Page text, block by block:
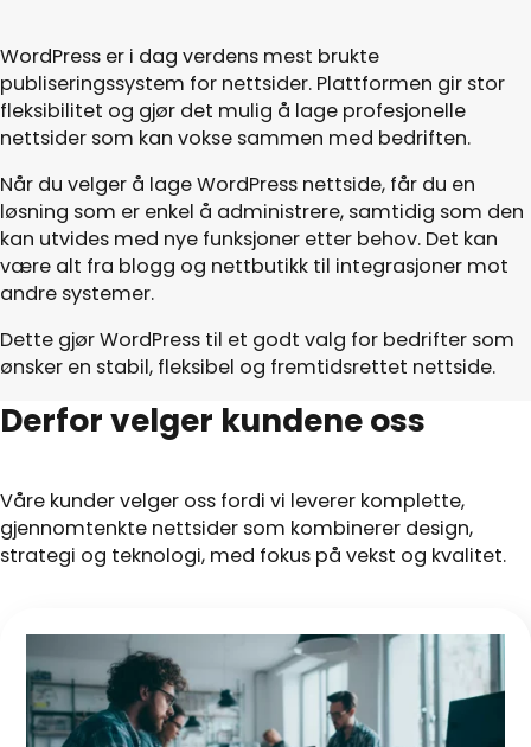
WordPress er i dag verdens mest brukte
publiseringssystem for nettsider. Plattformen gir stor
fleksibilitet og gjør det mulig å lage profesjonelle
nettsider som kan vokse sammen med bedriften.
Når du velger å lage WordPress nettside, får du en
løsning som er enkel å administrere, samtidig som den
kan utvides med nye funksjoner etter behov. Det kan
være alt fra blogg og nettbutikk til integrasjoner mot
andre systemer.
Dette gjør WordPress til et godt valg for bedrifter som
ønsker en stabil, fleksibel og fremtidsrettet nettside.
Derfor velger kundene oss
Våre kunder velger oss fordi vi leverer komplette,
gjennomtenkte nettsider som kombinerer design,
strategi og teknologi, med fokus på vekst og kvalitet.